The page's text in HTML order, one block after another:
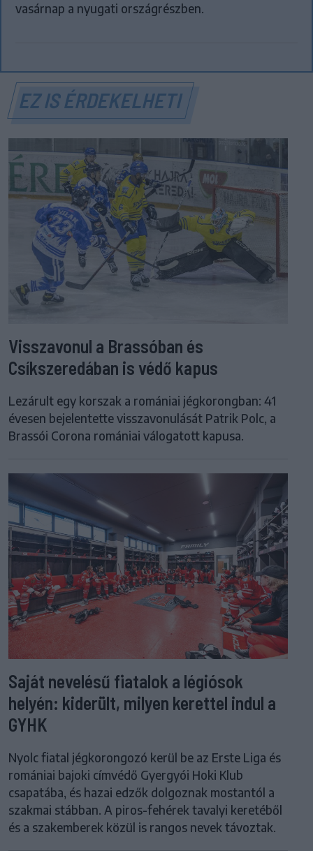
vasárnap a nyugati országrészben.
EZ IS ÉRDEKELHETI
Visszavonul a Brassóban és
Csíkszeredában is védő kapus
Lezárult egy korszak a romániai jégkorongban: 41
évesen bejelentette visszavonulását Patrik Polc, a
Brassói Corona romániai válogatott kapusa.
Saját nevelésű fiatalok a légiósok
helyén: kiderült, milyen kerettel indul a
GYHK
Nyolc fiatal jégkorongozó kerül be az Erste Liga és
romániai bajoki címvédő Gyergyói Hoki Klub
csapatába, és hazai edzők dolgoznak mostantól a
szakmai stábban. A piros-fehérek tavalyi keretéből
és a szakemberek közül is rangos nevek távoztak.